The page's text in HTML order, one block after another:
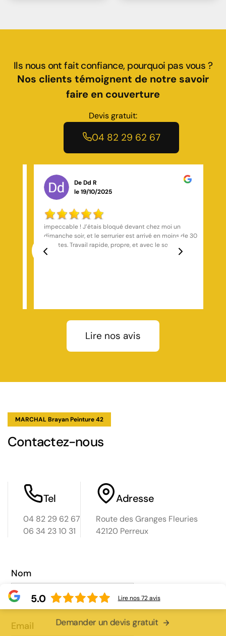
Ils nous ont fait confiance, pourquoi pas vous ?
Nos clients témoignent de notre savoir
faire en couverture
Devis gratuit:
04 82 29 62 67
De Joey Jeannin ramos
le 19/10/2025
Bonne société ils sont sérieux et font du bon travail
Lire nos avis
MARCHAL Brayan Peinture 42
Contactez-nous
Tel
04 82 29 62 67
06 34 23 10 31
Adresse
Route des Granges Fleuries
42120 Perreux
Nom
Email Demander un devis gratuit
5.0 Lire nos72avis